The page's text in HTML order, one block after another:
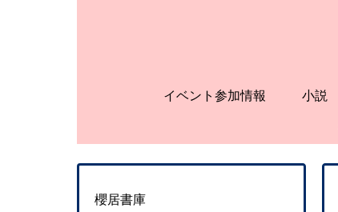
イベント参加情報 小説
櫻居書庫